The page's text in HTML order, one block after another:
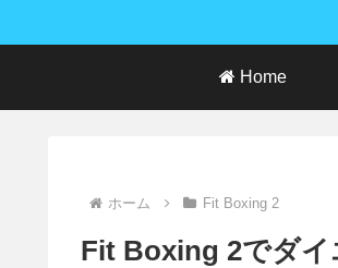
Home
ホーム Fit Boxing 2
Fit Boxing 2でダイ